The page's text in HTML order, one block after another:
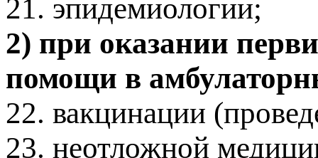
21. эпидемиологии;
2) при оказании
помощи в
22. вакцинации
23. неотложной